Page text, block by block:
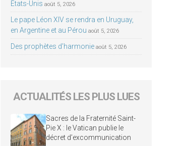
États-Unis août 5, 2026
Le pape Léon XIV se rendra en Uruguay,
en Argentine et au Pérou août 5, 2026
Des prophètes d’harmonie août 5, 2026
ACTUALITÉS LES PLUS LUES
Sacres de la Fraternité Saint-
Pie X : le Vatican publie le
décret d’excommunication